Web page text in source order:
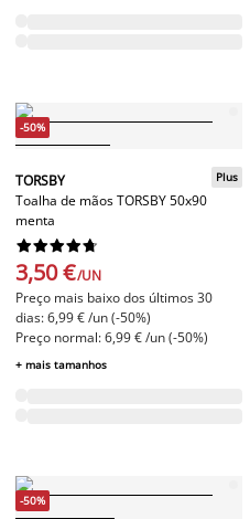
-50%
TORSBY
Toalha de mãos TORSBY 50x90
menta
Plus






3,50 €/UN
Preço mais baixo dos últimos 30
dias: 6,99 € /un (-50%)
Preço normal: 6,99 € /un (-50%)
+ mais tamanhos
-50%